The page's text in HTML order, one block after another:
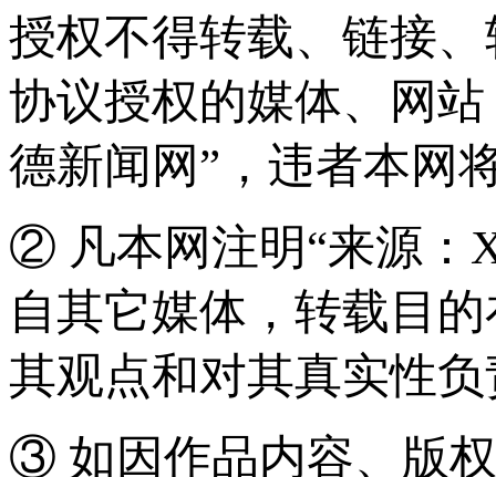
授权不得转载、链接
协议授权的媒体、网
德新闻网”，违者本网
② 凡本网注明“来源：
自其它媒体，转载目
其观点和对其真实性
③ 如因作品内容、版